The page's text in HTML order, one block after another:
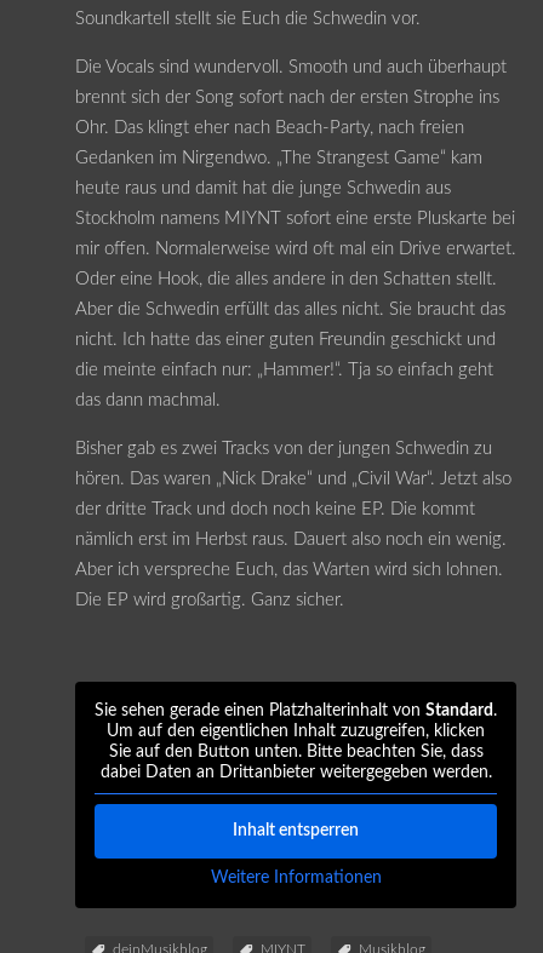
Soundkartell stellt sie Euch die Schwedin vor.
Die Vocals sind wundervoll. Smooth und auch überhaupt
brennt sich der Song sofort nach der ersten Strophe ins
Ohr. Das klingt eher nach Beach-Party, nach freien
Gedanken im Nirgendwo. „The Strangest Game“ kam
heute raus und damit hat die junge Schwedin aus
Stockholm namens MIYNT sofort eine erste Pluskarte bei
mir offen. Normalerweise wird oft mal ein Drive erwartet.
Oder eine Hook, die alles andere in den Schatten stellt.
Aber die Schwedin erfüllt das alles nicht. Sie braucht das
nicht. Ich hatte das einer guten Freundin geschickt und
die meinte einfach nur: „Hammer!“. Tja so einfach geht
das dann machmal.
Bisher gab es zwei Tracks von der jungen Schwedin zu
hören. Das waren „Nick Drake“ und „Civil War“. Jetzt also
der dritte Track und doch noch keine EP. Die kommt
nämlich erst im Herbst raus. Dauert also noch ein wenig.
Aber ich verspreche Euch, das Warten wird sich lohnen.
Die EP wird großartig. Ganz sicher.
Sie sehen gerade einen Platzhalterinhalt von Standard .
Um auf den eigentlichen Inhalt zuzugreifen, klicken
Sie auf den Button unten. Bitte beachten Sie, dass
dabei Daten an Drittanbieter weitergegeben werden.
Inhalt entsperren
Weitere Informationen
deinMusikblog MIYNT Musikblog